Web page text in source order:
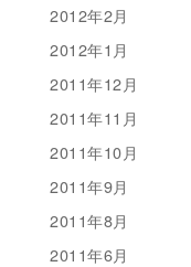
2012年2月
2012年1月
2011年12月
2011年11月
2011年10月
2011年9月
2011年8月
2011年6月